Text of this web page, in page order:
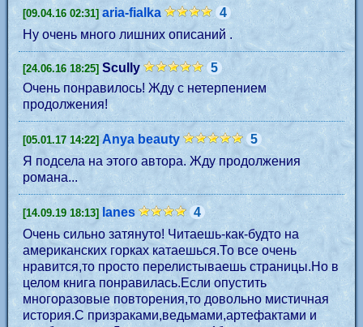
[09.04.16 02:31] aria-fialka
4
Ну очень много лишних описаний .
[24.06.16 18:25] Scully
5
Очень понравилось! Жду с нетерпением
продолжения!
[05.01.17 14:22] Anya beauty
5
Я подсела на этого автора. Жду продолжения
романа...
[14.09.19 18:13] lanes
4
Очень сильно затянуто! Читаешь-как-будто на
американских горках катаешься.То все очень
нравится,то просто перелистываешь страницы.Но в
целом книга понравилась.Если опустить
многоразовые повторения,то довольно мистичная
история.С призраками,ведьмами,артефактами и